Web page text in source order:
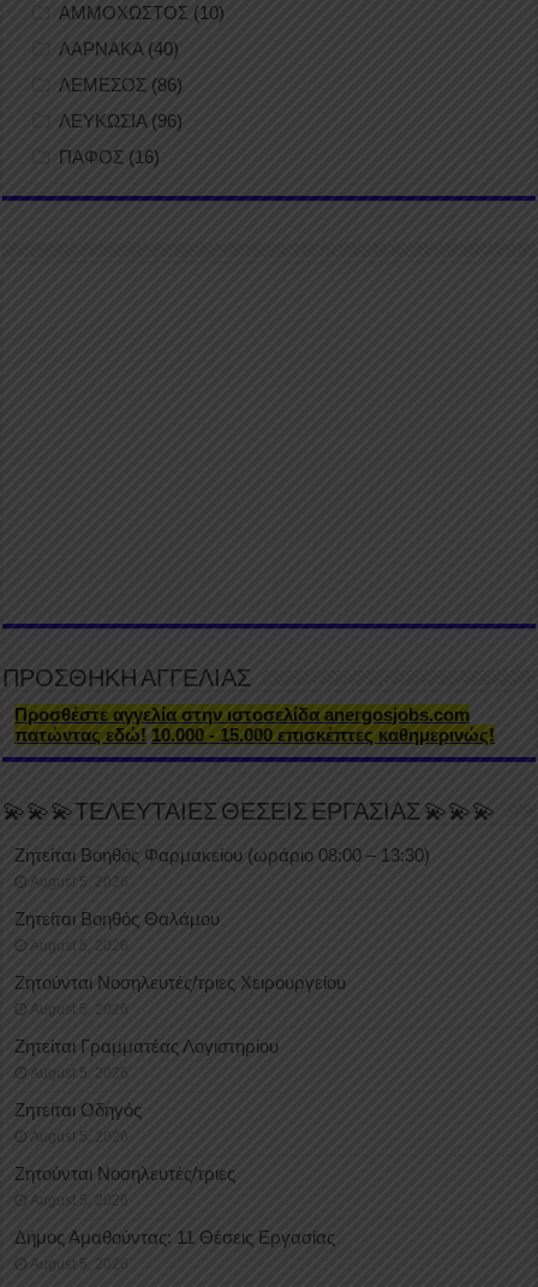
ΑΜΜΟΧΩΣΤΟΣ (10)
ΛΑΡΝΑΚΑ(40)
ΛΕΜΕΣΟΣ (86)
ΛΕΥΚΩΣΙΑ(96)
ΠΑΦΟΣ (16)
ΠΡΟΣΘΗΚΗ ΑΓΓΕΛΙΑΣ
Προσθέστε αγγελία στην ιστοσελίδα anergosjobs.com
πατώντας εδώ! 10.000 - 15.000 επισκέπτες καθημερινώς!
💫💫💫ΤΕΛΕΥΤΑΙΕΣ ΘΕΣΕΙΣ ΕΡΓΑΣΙΑΣ 💫💫💫
Ζητείται Βοηθός Φαρμακείου (ωράριο 08:00 – 13:30)
August 5, 2026
Ζητείται Βοηθός Θαλάμου
August 5, 2026
Ζητούνται Νοσηλευτές/τριες Χειρουργείου
August 5, 2026
Ζητείται Γραμματέας Λογιστηρίου
August 5, 2026
Ζητείται Οδηγός
August 5, 2026
Ζητούνται Νοσηλευτές/τριες
August 5, 2026
Δήμος Αμαθούντας: 11 Θέσεις Εργασίας
August 5, 2026